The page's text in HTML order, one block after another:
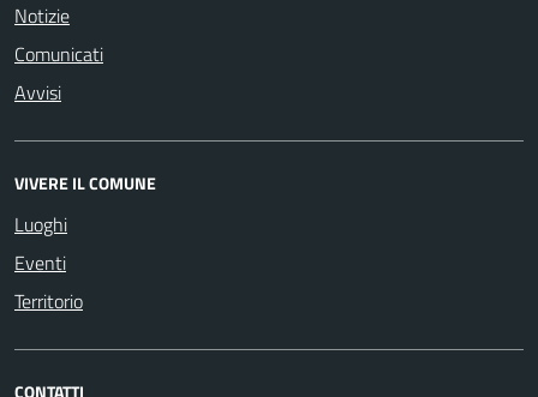
Notizie
Comunicati
Avvisi
VIVERE IL COMUNE
Luoghi
Eventi
Territorio
CONTATTI